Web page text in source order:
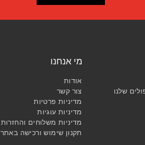
שלנו
מי אנחנו
אודות
צור קשר
מדיניות פרטיות
מדיניות עוגיות
מדיניות משלוחים והחזרות​
תקנון שימוש ורכישה באתר